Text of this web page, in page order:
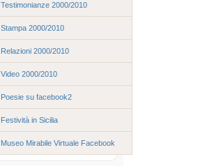
Testimonianze 2000/2010
Stampa 2000/2010
Relazioni 2000/2010
Video 2000/2010
Poesie su facebook2
Festività in Sicilia
Museo Mirabile Virtuale Facebook